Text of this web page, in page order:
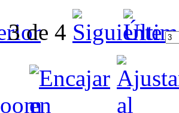
3 de 4